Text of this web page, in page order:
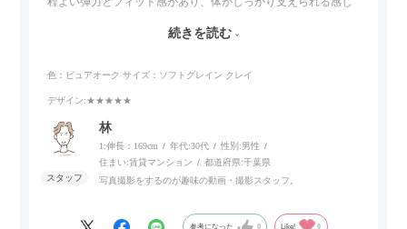
リラックスタイムによさそうでした。回転タイプなので、個人
す。
続きを読む
色：ピュアオーク サイズ：ソフトグレイン クレイ
デザイン:★★★★★
林
1:伸長：169cm 年代:30代 性別:男性
住まい:賃貸マンション 都道府県:千葉県
写真撮影をするのが趣味の動画・撮影スタッフ。
参考になった 0 Like! 0